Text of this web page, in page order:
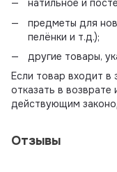
натильное и
предметы для
пелёнки и т.д.);
другие товары,
Если товар входит в
отказать в возврате
действующим
Отзывы